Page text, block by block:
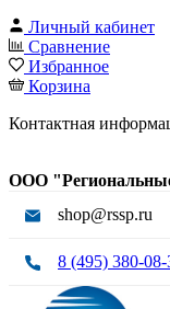
Личный кабинет
Сравнение
Избранное
Корзина
Контактная
ООО
shop@rssp.ru
8 (495) 380-08-